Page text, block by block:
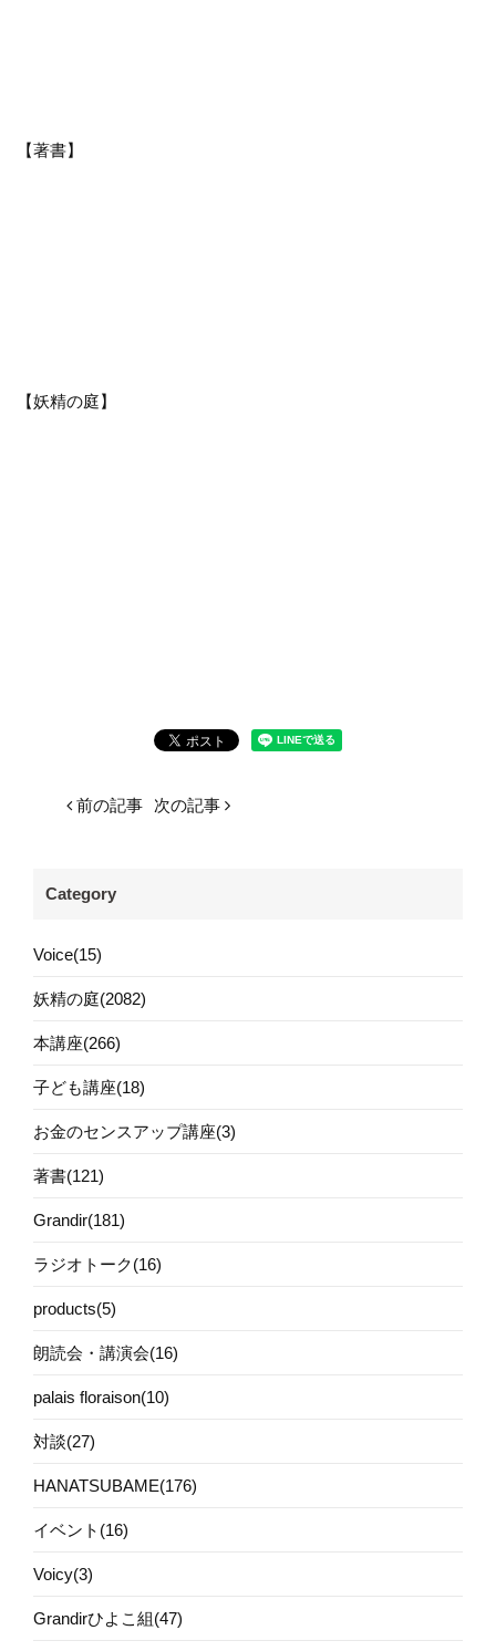
【著書】
【妖精の庭】
前の記事 次の記事
Category
Voice(15)
妖精の庭(2082)
本講座(266)
子ども講座(18)
お金のセンスアップ講座(3)
著書(121)
Grandir(181)
ラジオトーク(16)
products(5)
朗読会・講演会(16)
palais floraison(10)
対談(27)
HANATSUBAME(176)
イベント(16)
Voicy(3)
Grandirひよこ組(47)